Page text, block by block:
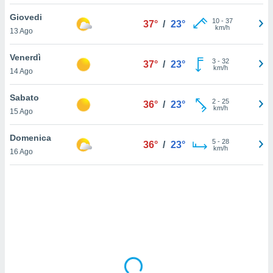
cookie
il tuo
in
a piè
del
Giovedi
13 Ago
37° / 23° 10- 37
km/h
Venerdì
14 Ago
37° / 23° 3- 32
km/h
Sabato
15 Ago
36° / 23° 2- 25
km/h
Domenica
16 Ago
36° / 23° 5- 28
km/h